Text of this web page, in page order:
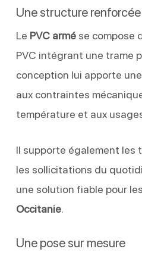
Une structure renforcée
Le PVC armése compose
PVC intégrant une trame
conception lui apporte
aux contraintes
température et aux
Il supporte également les
les sollicitations du
une solution fiable pour
Occitanie.
Une pose sur mesure